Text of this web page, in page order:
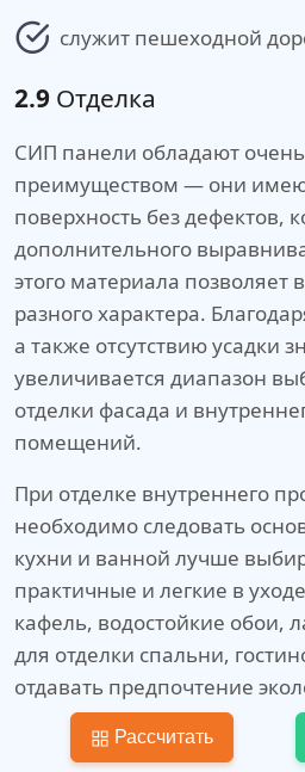
служит пешеходной
2.9 Отделка
СИП панели обладают
преимуществом — они
поверхность без дефектов,
дополнительного
этого материала позволяет
разного характера.
а также отсутствию усадки
увеличивается диапазон
отделки фасада и
помещений.
При отделке внутреннего
необходимо следовать
кухни и ванной лучше
практичные и легкие в
кафель, водостойкие обои,
для отделки спальни,
отдавать предпочтение
и безопасным материалам.
натуральные обои,
Рассчитать